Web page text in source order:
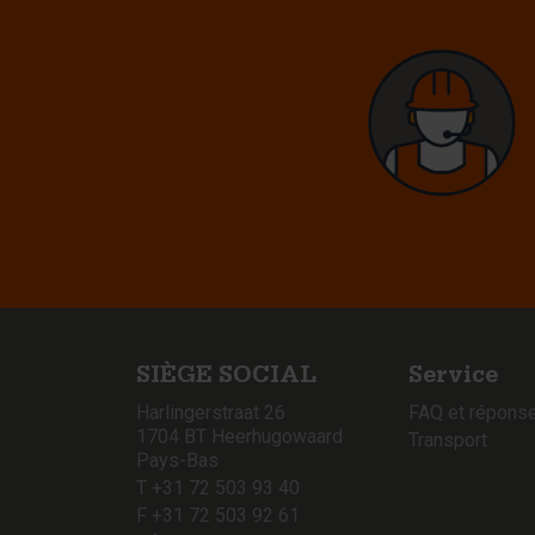
SIÈGE SOCIAL
Harlingerstraat 26
1704 BT Heerhugowaard
Pays-Bas
T +31 72 503 93 40
F +31 72 503 92 61
Service
FAQ et
Transport